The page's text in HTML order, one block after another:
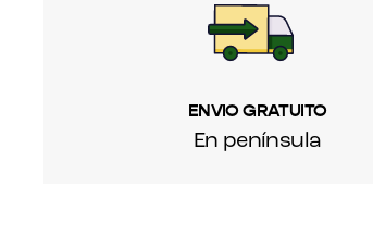
ENVIO GRATUITO
En península